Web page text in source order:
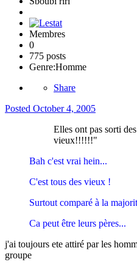
Membres
0
775 posts
Genre:Homme
Share
Posted October 4, 2005
Elles ont pas sorti
vieux!!!!!!"
Bah c'est vrai hein...
C'est tous des vieux !
Surtout comparé à la
Ca peut être leurs pères...
j'ai toujours ete attiré par les
groupe